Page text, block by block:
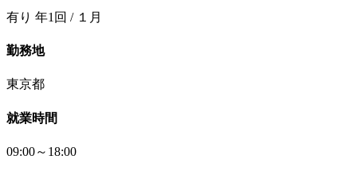
有り 年1回 / １月
勤務地
東京都
就業時間
09:00～18:00